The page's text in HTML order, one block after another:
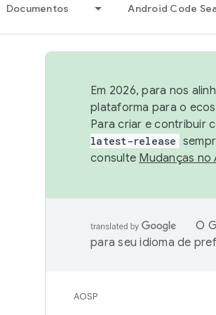
Documentos Android Code
Em 2026, para nos
plataforma para o
Para criar e contribuir
latest-release
consulte Mudanças no
O
para seu idioma de
AOSP